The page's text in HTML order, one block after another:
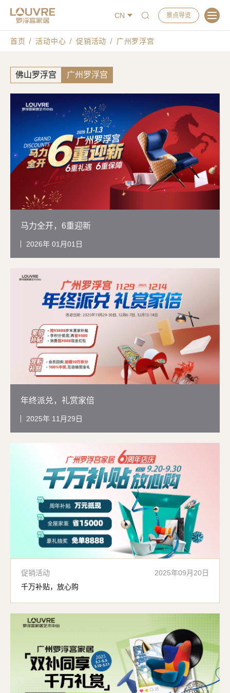
CN 景点导览
首页 活动中心 促销活动 广州罗浮宫
佛山罗浮宫 广州罗浮宫
马力全开，6重迎新
01月01日
2026
年终派兑，礼赏家倍
11月29日
2025
促销活动
2025年09月20日
千万补贴，放心购